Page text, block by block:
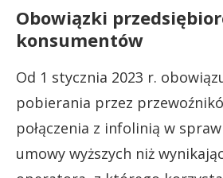
Obowiązki
konsumentów
Od 1 stycznia 2023 r.
pobierania przez
połączenia z infolinią w
umowy wyższych niż